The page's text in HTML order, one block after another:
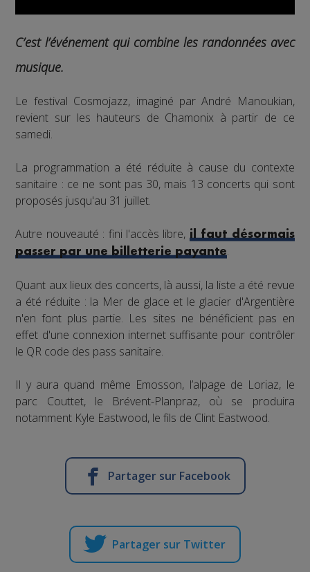
C’est l’événement qui combine les randonnées avec
musique.
Le festival Cosmojazz, imaginé par André Manoukian,
revient sur les hauteurs de Chamonix à partir de ce
samedi.
La programmation a été réduite à cause du contexte
sanitaire : ce ne sont pas 30, mais 13 concerts qui sont
proposés jusqu'au 31 juillet.
Autre nouveauté : fini l'accès libre, il faut désormais
passer par une billetterie payante.
Quant aux lieux des concerts, là aussi, la liste a été revue
a été réduite : la Mer de glace et le glacier d'Argentière
n'en font plus partie. Les sites ne bénéficient pas en
effet d'une connexion internet suffisante pour contrôler
le QR code des pass sanitaire.
Il y aura quand même Emosson, l’alpage de Loriaz, le
parc Couttet, le Brévent-Planpraz, où se produira
notamment Kyle Eastwood, le fils de Clint Eastwood.
Partager sur Facebook
Partager sur Twitter